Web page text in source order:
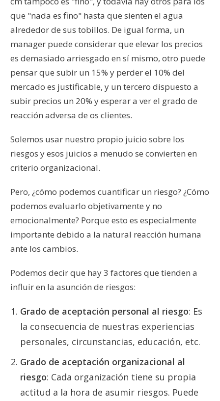
que "nada es fino" hasta que sienten el agua
alrededor de sus tobillos. De igual forma, un
manager puede considerar que elevar los precios
es demasiado arriesgado en sí mismo, otro puede
pensar que subir un 15% y perder el 10% del
mercado es justificable, y un tercero dispuesto a
subir precios un 20% y esperar a ver el grado de
reacción adversa de os clientes.
Solemos usar nuestro propio juicio sobre los
riesgos y esos juicios a menudo se convierten en
criterio organizacional.
Pero, ¿cómo podemos cuantificar un riesgo? ¿Cómo
podemos evaluarlo objetivamente y no
emocionalmente? Porque esto es especialmente
importante debido a la natural reacción humana
ante los cambios.
Podemos decir que hay 3 factores que tienden a
influir en la asunción de riesgos:
Grado de aceptación personal al riesgo: Es
la consecuencia de nuestras experiencias
personales, circunstancias, educación, etc.
Grado de aceptación organizacional al
riesgo: Cada organización tiene su propia
actitud a la hora de asumir riesgos. Puede